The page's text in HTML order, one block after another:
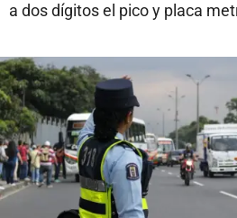
a dos dígitos el pico y placa